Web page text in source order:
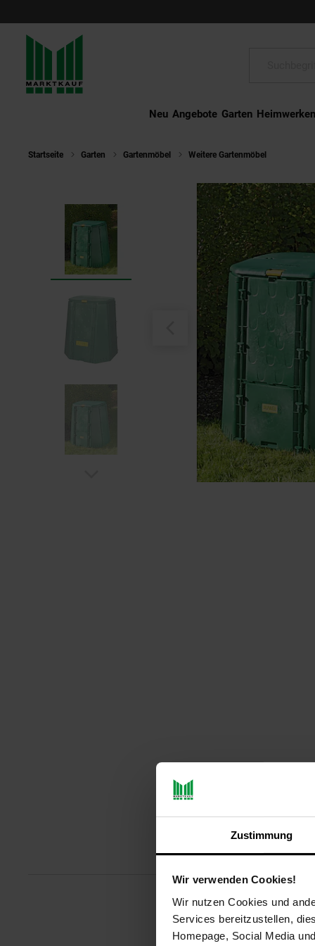
Zustimmung
Wir verwenden Cookies!
Wir nutzen Cookies und
Services bereitzustellen,
Homepage, Social Media
Neu Angebote Garten Heimwerken
Startseite Garten Gartenmöbel Weitere Gartenmöbel
Juwel Premium Komposter
Wandelemente mit JUWEL